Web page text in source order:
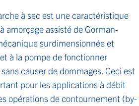
à sec est une caractéristique
amorçage assisté de Gorman-
surdimensionnée et
à la pompe de fonctionner
causer de dommages. Ceci est
pour les applications à débit
opérations de contournement (by-